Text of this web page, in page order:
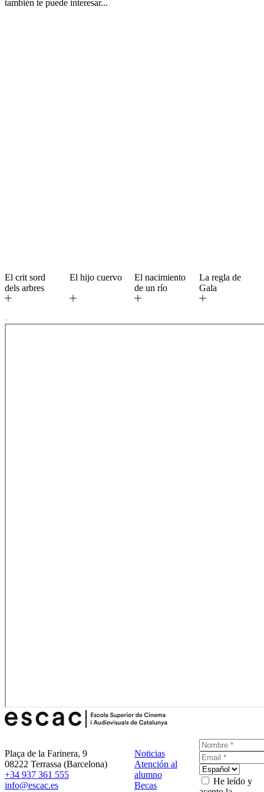
también te puede interesar...
El crit sord
dels arbres
El hijo cuervo
El nacimiento
de un río
La regla de
Gala
Plaça de la Farinera, 9
08222 Terrassa (Barcelona)
+34 937 361 555
info@escac.es
Noticias
Atención al
alumno
Becas
He leído y